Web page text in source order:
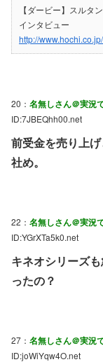
【ダービー】スルタ
インタビュー
http://
20： 名無しさん＠実況
ID:7JBEQhh00.net
前受金を売り上
社め。
22： 名無しさん＠実況
ID:YGrXTa5k0.net
キネオシリーズ
ったの？
27： 名無しさん＠実況
ID:joWiYqw4O.net